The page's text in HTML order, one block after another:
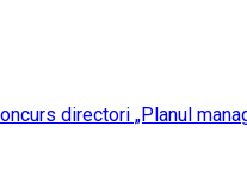
directori „Planul